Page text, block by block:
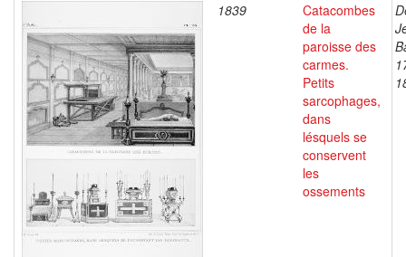
1839
Catacombes
de la
paroisse des
carmes.
Petits
sarcophages,
dans
lésquels se
conservent
les
ossements